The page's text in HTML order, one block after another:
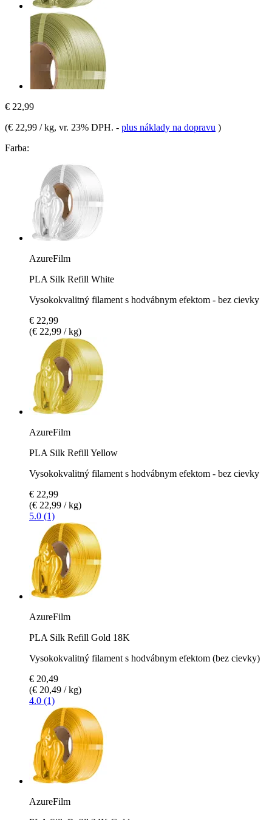
€ 22,99
(€ 22,99 / kg, vr. 23% DPH. - plus náklady na dopravu )
Farba:
AzureFilm
PLA Silk Refill White
Vysokokvalitný filament s hodvábnym efektom - bez cievky
€ 22,99
(€ 22,99 / kg)
AzureFilm
PLA Silk Refill Yellow
Vysokokvalitný filament s hodvábnym efektom - bez cievky
€ 22,99
(€ 22,99 / kg)
5.0 (1)
AzureFilm
PLA Silk Refill Gold 18K
Vysokokvalitný filament s hodvábnym efektom (bez cievky)
€ 20,49
(€ 20,49 / kg)
4.0 (1)
AzureFilm